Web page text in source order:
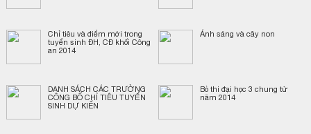
Chỉ tiêu và điểm mới trong
tuyển sinh ĐH, CĐ khối Công
an 2014
Ánh sáng và cây non
DANH SÁCH CÁC TRƯỜNG
CÔNG BỐ CHỈ TIÊU TUYỂN
SINH DỰ KIẾN
Bỏ thi đại học 3 chung từ
năm 2014